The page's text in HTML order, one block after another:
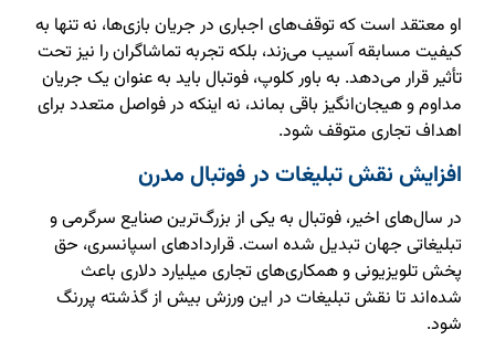
او معتقد است که توقف‌های اجباری در جریان بازی‌ها، نه تنها به
کیفیت مسابقه آسیب می‌زند، بلکه تجربه تماشاگران را نیز تحت
تأثیر قرار می‌دهد. به باور کلوپ، فوتبال باید به عنوان یک جریان
مداوم و هیجان‌انگیز باقی بماند، نه اینکه در فواصل متعدد برای
اهداف تجاری متوقف شود.
افزایش نقش تبلیغات در فوتبال مدرن
در سال‌های اخیر، فوتبال به یکی از بزرگ‌ترین صنایع سرگرمی و
تبلیغاتی جهان تبدیل شده است. قراردادهای اسپانسری، حق
پخش تلویزیونی و همکاری‌های تجاری میلیارد دلاری باعث
شده‌اند تا نقش تبلیغات در این ورزش بیش از گذشته پررنگ
شود.